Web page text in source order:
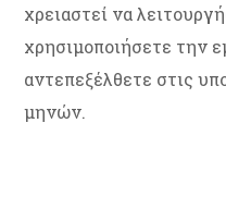
χρειαστεί να
χρησιμοποιήσετε την
αντεπεξέλθετε στις
μηνών.